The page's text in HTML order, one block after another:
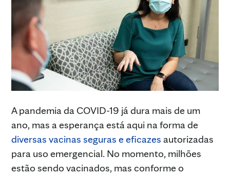
A pandemia da COVID-19 já dura mais de um
ano, mas a esperança está aqui na forma de
diversas vacinas seguras e eficazes autorizadas
para uso emergencial. No momento, milhões
estão sendo vacinados, mas conforme o